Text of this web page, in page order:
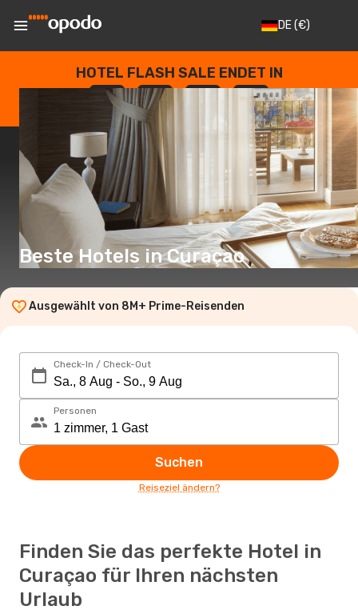
DE(€)
HOTEL FLASH SALE ENDET IN
--
TAGE
: --
STUNDEN
: --
SEKUNDEN
Beste Hotels in Curaçao
Ausgewählt von 8M+ Prime-Reisenden
Check-In / Check-Out
Personen
Suchen
Reiseziel ändern?
Finden Sie das perfekte Hotel in
Curaçao für Ihren nächsten
Urlaub